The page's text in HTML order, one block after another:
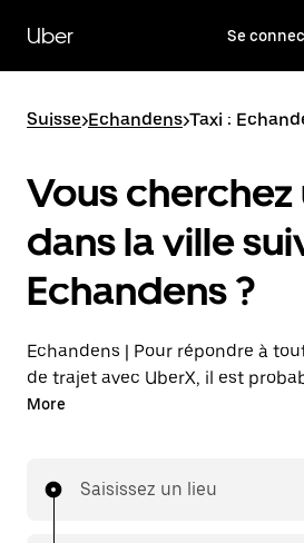
contenu
principal
Uber Se
Suisse>Echandens>Taxi :
Vous cherchez
dans la ville
Echandens ?
Echandens | Pour répondre à
de trajet avec UberX, il est
mettions en relation avec un
et 7 j/7), comme avec UberX, et
More
Saisissez un lieu